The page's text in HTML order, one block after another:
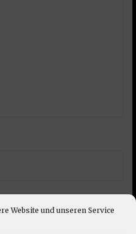
Website und unseren Service